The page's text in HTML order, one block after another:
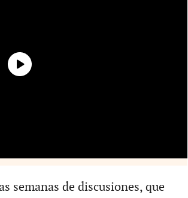
semanas de discusiones, que